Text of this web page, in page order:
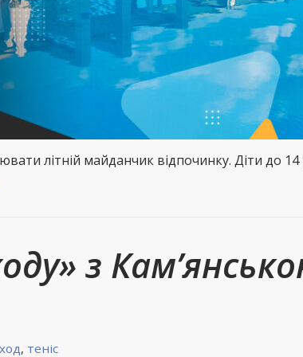
літній майданчик відпочинку. Діти до 14
з
, теніс